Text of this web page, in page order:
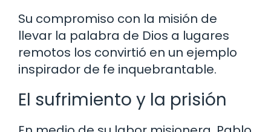
Su compromiso con la misión de
llevar la palabra de Dios a lugares
remotos los convirtió en un ejemplo
inspirador de fe inquebrantable.
El sufrimiento y la prisión